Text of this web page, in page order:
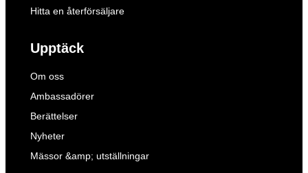
Hitta en återförsäljare
Upptäck
Om oss
Ambassadörer
Berättelser
Nyheter
Mässor &amp; utställningar